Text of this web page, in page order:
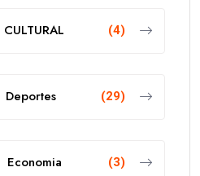
CULTURAL (4)
Deportes (29)
Economia (3)